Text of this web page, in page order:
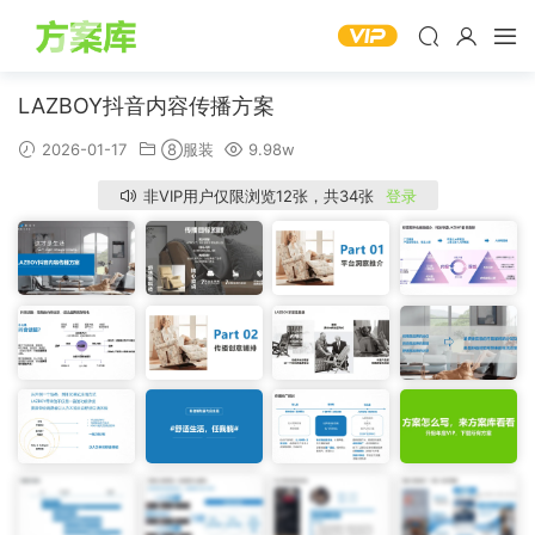
LAZBOY抖音内容传播方案
2026-01-17 ⑧服装 9.98w
非VIP用户仅限浏览12张，共34张 登录